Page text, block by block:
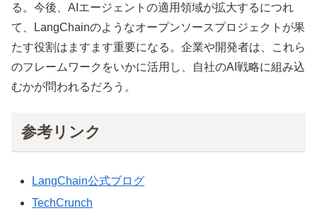
る。今後、AIエージェントの適用領域が拡大するにつれ
て、LangChainのようなオープンソースプロジェクトが果
たす役割はますます重要になる。企業や開発者は、これら
のフレームワークをいかに活用し、自社のAI戦略に組み込
むかが問われるだろう。
参考リンク
LangChain公式ブログ
TechCrunch